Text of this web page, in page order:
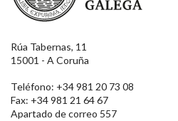
Rúa Tabernas, 11
15001 - A Coruña
Teléfono: +34 981 20 73 08
Fax: +34 981 21 64 67
Apartado de correo 557